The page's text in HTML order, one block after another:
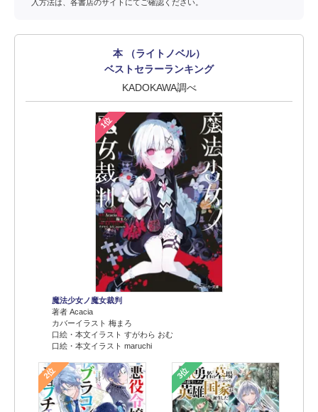
入方法は、各書店のサイトにてご確認ください。
本 （ライトノベル）
ベストセラーランキング
KADOKAWA調べ
1位
魔法少女ノ魔女裁判
著者 Acacia
カバーイラスト 梅まろ
口絵・本文イラスト すがわら おむ
口絵・本文イラスト maruchi
2位 3位